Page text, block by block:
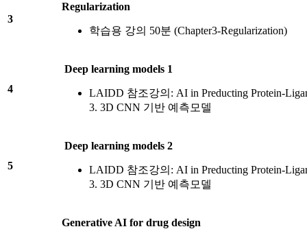
3
Regularization
학습용 강의 50분 (Chapter3-Regularization)
4
Deep learning models 1
LAIDD 참조강의: AI in Preducting Protein-
3. 3D CNN 기반 예측모델
5
Deep learning models 2
LAIDD 참조강의: AI in Preducting Protein-
3. 3D CNN 기반 예측모델
Generative AI for drug design